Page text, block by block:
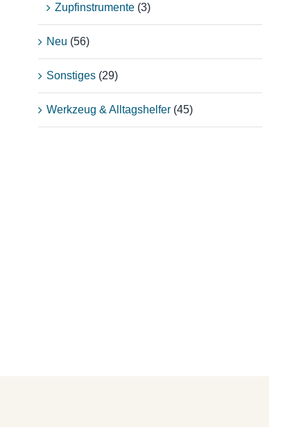
Zupfinstrumente (3)
Neu (56)
Sonstiges (29)
Werkzeug & Alltagshelfer (45)